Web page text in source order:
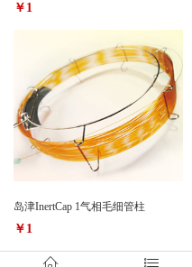
￥1
岛津InertCap 1气相毛细管柱
￥1